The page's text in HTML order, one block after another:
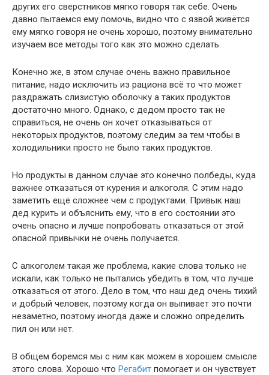
других его сверстников мягко говоря так себе. Очень
давно пытаемся ему помочь, видно что с язвой живётся
ему мягко говоря не очень хорошо, поэтому внимательно
изучаем все методы того как это можно сделать.
Конечно же, в этом случае очень важно правильное
питание, надо исключить из рациона всё то что может
раздражать слизистую оболочку а таких продуктов
достаточно много. Однако, с дедом просто так не
справиться, не очень он хочет отказываться от
некоторых продуктов, поэтому следим за тем чтобы в
холодильники просто не было таких продуктов.
Но продукты в данном случае это конечно полбеды, куда
важнее отказаться от курения и алкоголя. С этим надо
заметить ещё сложнее чем с продуктами. Привык наш
дед курить и объяснить ему, что в его состоянии это
очень опасно и лучше попробовать отказаться от этой
опасной привычки не очень получается.
С алкоголем такая же проблема, какие слова только не
искали, как только не пытались убедить в том, что лучше
отказаться от этого. Дело в том, что наш дед очень тихий
и добрый человек, поэтому когда он выпивает это почти
незаметно, поэтому иногда даже и сложно определить
пил он или нет.
В общем боремся мы с ним как можем в хорошем смысле
этого слова. Хорошо что Регабит помогает и он чувствует